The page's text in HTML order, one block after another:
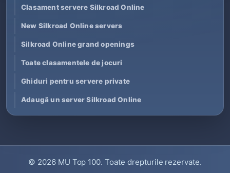
Clasament servere Silkroad Online
New Silkroad Online servers
Silkroad Online grand openings
Toate clasamentele de jocuri
Ghiduri pentru servere private
Adaugă un server Silkroad Online
© 2026 MU Top 100. Toate drepturile rezervate.